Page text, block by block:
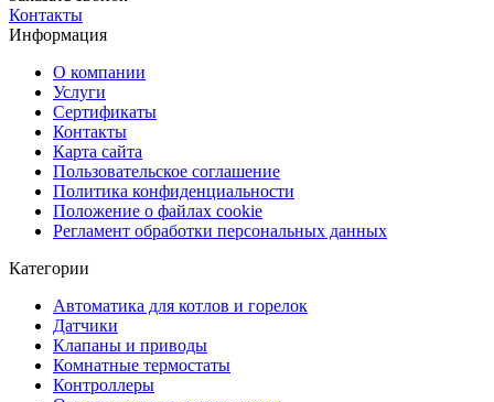
Контакты
Информация
О компании
Услуги
Сертификаты
Контакты
Карта сайта
Пользовательское соглашение
Политика конфиденциальности
Положение о файлах cookie
Регламент обработки персональных данных
Категории
Автоматика для котлов и горелок
Датчики
Клапаны и приводы
Комнатные термостаты
Контроллеры